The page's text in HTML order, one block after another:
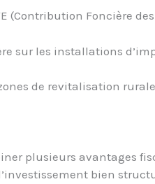
(Contribution Foncière
sur les installations
de revitalisation rurale
plusieurs avantages
bien